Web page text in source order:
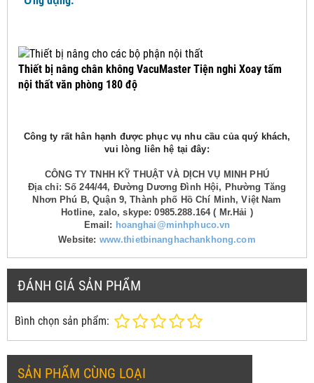
Thiết bị nâng chân không VacuMaster Tiện nghi Xoay tấm
nội thất văn phòng 180 độ
Công ty rất hân hạnh được phục vụ nhu cầu của quý khách,
vui lòng liên hệ tại đây:
CÔNG TY TNHH KỸ THUẬT VÀ DỊCH VỤ MINH PHÚ
Địa chỉ: Số 244/44, Đường Dương Đình Hội, Phường Tăng
Nhơn Phú B, Quận 9, Thành phố Hồ Chí Minh, Việt Nam
Hotline, zalo, skype: 0985.288.164 ( Mr.Hải )
Email: hoanghai@minhphuco.vn
Website: www.thietbinanghachankhong.com
ĐÁNH GIÁ SẢN PHẨM
Bình chọn sản phẩm:
SẢN PHẨM CÙNG LOẠI